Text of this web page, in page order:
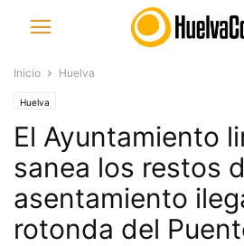
Inicio Huelva
Huelva
El Ayuntamiento
sanea los restos
asentamiento
rotonda del